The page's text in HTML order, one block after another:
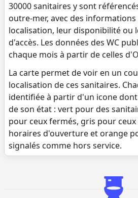
30000 sanitaires y sont
outre-mer, avec des
localisation, leur disponibilité ou
d'accès. Les données des WC
chaque mois à partir de celles
La carte permet de voir en un
localisation de ces sanitaires.
identifiée à partir d'un icone
de son état : vert pour des
pour ceux fermés, gris pour
horaires d'ouverture et orange
signalés comme hors service.